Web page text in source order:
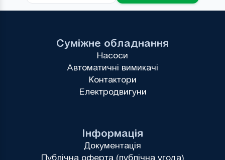
Інформація
Документація
Публічна оферта (публічна угода)
Суміжне обладнання
Насоси
Автоматичні вимикачі
Контактори
Електродвигуни